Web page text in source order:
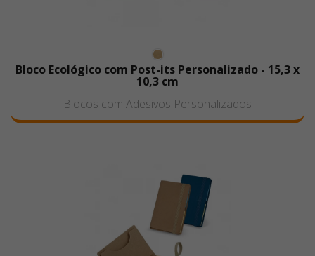
Bloco Ecológico com Post-its Personalizado - 15,3 x
10,3 cm
Blocos com Adesivos Personalizados